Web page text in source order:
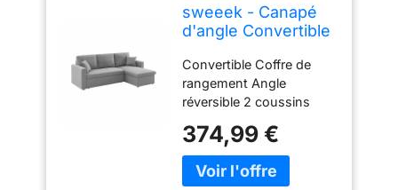
sweeek - Canapé
d'angle Convertible
IDA - 3 Places.
Fauteuil d'angle
réversible Coffre
Rangement lit
modulable. 2
Coussins Inclus.
Convertible Coffre de
rangement Angle
réversible 2 coussins
374,99 €